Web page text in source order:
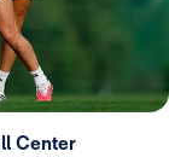
Center